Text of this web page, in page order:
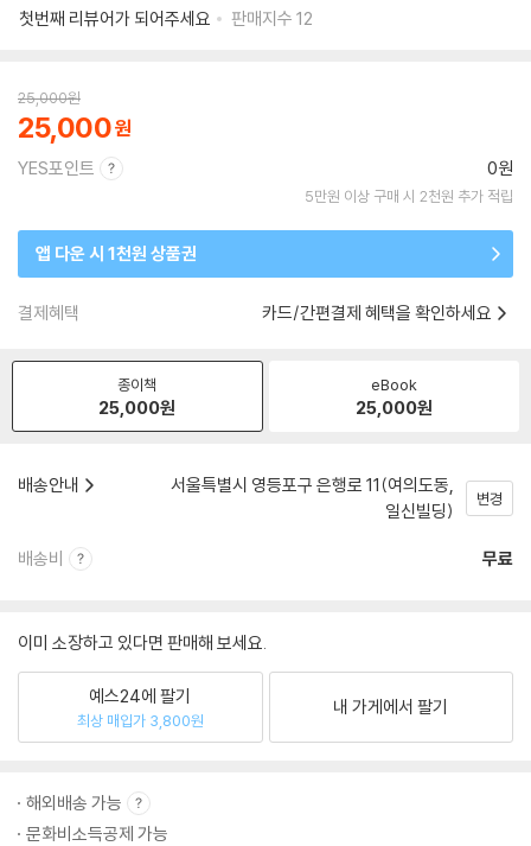
첫번째 리뷰어가 되어주세요
판매지수 12
25,000원
25,000
YES포인트 0원
5만원 이상 구매 시 2천원 추가 적립
앱 다운 시 1천원 상품권
결제혜택 카드/간편결제 혜택을 확인하세요
종이책
25,000원
eBook
25,000원
배송안내
서울특별시 영등포구 은행로 11(여의도동,
일신빌딩)
변경
배송비 무료
이미 소장하고 있다면 판매해 보세요.
예스24에 팔기
최상 매입가 3,800원
내 가게에서 팔기
해외배송 가능
문화비소득공제 가능